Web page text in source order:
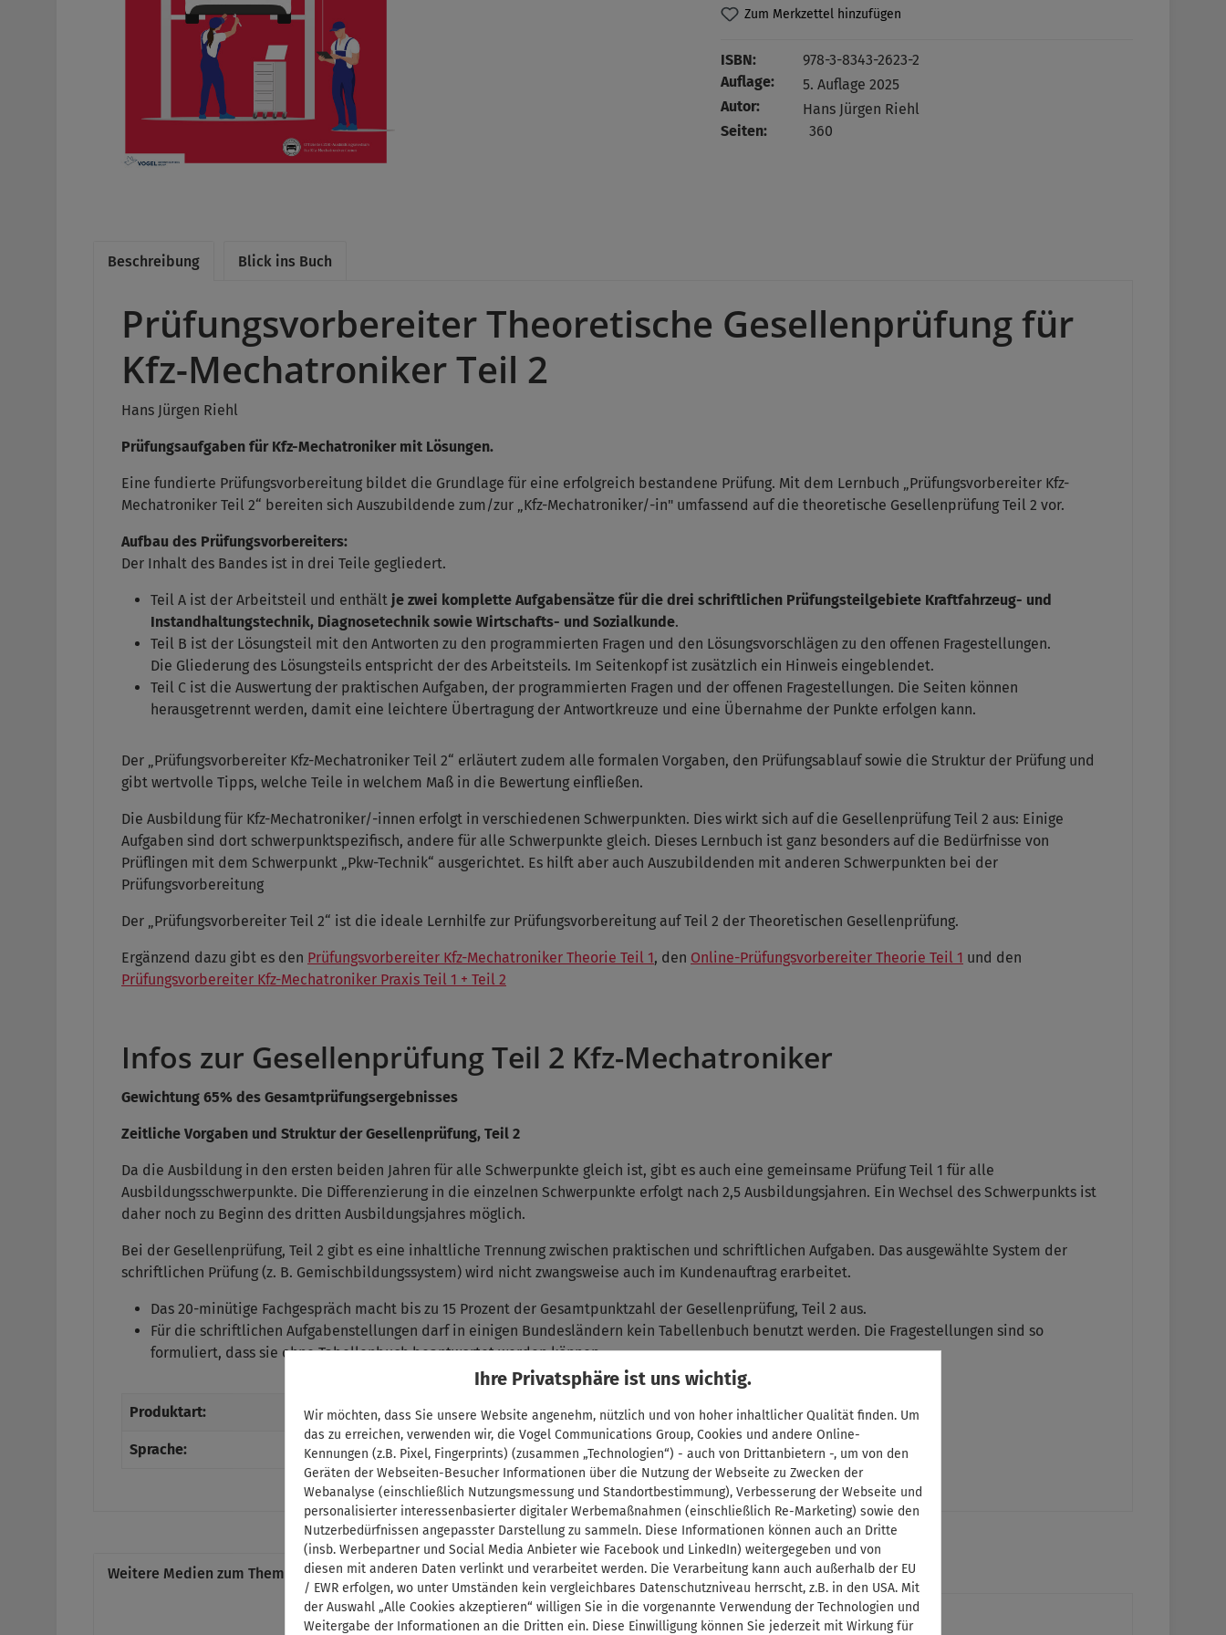
Zum Merkzettel hinzufügen
ISBN:
Auflage:
5. Auflage 2025
Autor:
Hans Jürgen Riehl
Seiten:
360
978-3-8343-2623-2
Beschreibung Blick ins Buch
Prüfungsvorbereiter Theoretische Gesellenprüfung für
Kfz-Mechatroniker Teil 2
Hans Jürgen Riehl
Prüfungsaufgaben für Kfz-Mechatroniker mit Lösungen.
Eine fundierte Prüfungsvorbereitung bildet die Grundlage für eine erfolgreich bestandene Prüfung. Mit dem Lernbuch „Prüfungsvorbereiter Kfz-
Mechatroniker Teil 2“ bereiten sich Auszubildende zum/zur „Kfz-Mechatroniker/-in" umfassend auf die theoretische Gesellenprüfung Teil 2 vor.
Aufbau des Prüfungsvorbereiters:
Der Inhalt des Bandes ist in drei Teile gegliedert.
Teil A ist der Arbeitsteil und enthält je zwei komplette Aufgabensätze für die drei schriftlichen Prüfungsteilgebiete Kraftfahrzeug- und
Instandhaltungstechnik, Diagnosetechnik sowie Wirtschafts- und Sozialkunde.
Teil B ist der Lösungsteil mit den Antworten zu den programmierten Fragen und den Lö­sungsvorschlägen zu den offenen Fragestellungen.
Die Gliederung des Lösungsteils entspricht der des Arbeitsteils. Im Seitenkopf ist zusätzlich ein Hinweis eingeblendet.
Teil C ist die Auswertung der praktischen Aufgaben, der programmierten Fragen und der offenen Fragestellungen. Die Seiten können
herausgetrennt werden, damit eine leichtere Übertragung der Antwort­kreuze und eine Übernahme der Punkte erfolgen kann.
Der „Prüfungsvorbereiter Kfz-Mechatroniker Teil 2“ erläutert zudem alle formalen Vorgaben, den Prüfungsablauf sowie die Struktur der Prüfung und
gibt wertvolle Tipps, welche Teile in welchem Maß in die Bewertung einfließen.
Die Ausbildung für Kfz-Mechatroniker/-innen erfolgt in verschiedenen Schwerpunkten. Dies wirkt sich auf die Gesellenprüfung Teil 2 aus: Einige
Aufgaben sind dort schwerpunktspezifisch, andere für alle Schwerpunkte gleich. Dieses Lernbuch ist ganz besonders auf die Bedürfnisse von
Prüflingen mit dem Schwerpunkt „Pkw-Technik“ ausgerichtet. Es hilft aber auch Auszubildenden mit anderen Schwerpunkten bei der
Prüfungsvorbereitung
Der „Prüfungsvorbereiter Teil 2“ ist die ideale Lernhilfe zur Prüfungsvorbereitung auf Teil 2 der Theoretischen Gesellenprüfung.
Ergänzend dazu gibt es den Prüfungsvorbereiter Kfz-Mechatroniker Theorie Teil 1, den Online-Prüfungsvorbereiter Theorie Teil 1 und den
Prüfungsvorbereiter Kfz-Mechatroniker Praxis Teil 1 + Teil 2
Infos zur Gesellenprüfung Teil 2 Kfz-Mechatroniker
Gewichtung 65% des Gesamtprüfungsergebnisses
Zeitliche Vorgaben und Struktur der Gesellenprüfung, Teil 2
Da die Ausbildung in den ersten beiden Jahren für alle Schwerpunkte gleich ist, gibt es auch eine gemeinsame Prüfung Teil 1 für alle
Ausbildungsschwerpunkte. Die Differenzierung in die einzelnen Schwerpunkte erfolgt nach 2,5 Ausbildungsjahren. Ein Wechsel des Schwerpunkts ist
daher noch zu Beginn des dritten Ausbildungsjahres möglich.
Bei der Gesellenprüfung, Teil 2 gibt es eine inhaltliche Trennung zwischen praktischen und schriftlichen Aufgaben. Das ausgewählte System der
schriftlichen Prüfung (z. B. Gemischbildungssystem) wird nicht zwangsweise auch im Kundenauftrag erarbeitet.
Das 20-minütige Fachgespräch macht bis zu 15 Prozent der Gesamtpunktzahl der Ge­sellenprüfung, Teil 2 aus.
Für die schriftlichen Aufgabenstellungen darf in einigen Bundesländern kein Tabellenbuch benutzt werden. Die Fragestellungen sind so
formuliert, dass sie ohne Tabellenbuch beantwortet werden können.
Produktart: Buch
Sprache: Deutsch
Weitere Medien zum Thema
Produktgalerie überspringen
Ihre Privatsphäre ist uns wichtig.
Wir möchten, dass Sie unsere Website angenehm, nützlich und von hoher inhaltlicher Qualität finden. Um
das zu erreichen, verwenden wir, die Vogel Communications Group, Cookies und andere Online-
Kennungen (z.B. Pixel, Fingerprints) (zusammen „Technologien“) - auch von Drittanbietern -, um von den
Geräten der Webseiten-Besucher Informationen über die Nutzung der Webseite zu Zwecken der
Webanalyse (einschließlich Nutzungsmessung und Standortbestimmung), Verbesserung der Webseite und
personalisierter interessenbasierter digitaler Werbemaßnahmen (einschließlich Re-Marketing) sowie den
Nutzerbedürfnissen angepasster Darstellung zu sammeln. Diese Informationen können auch an Dritte
(insb. Werbepartner und Social Media Anbieter wie Facebook und LinkedIn) weitergegeben und von
diesen mit anderen Daten verlinkt und verarbeitet werden. Die Verarbeitung kann auch außerhalb der EU
/ EWR erfolgen, wo unter Umständen kein vergleichbares Datenschutzniveau herrscht, z.B. in den USA. Mit
der Auswahl „Alle Cookies akzeptieren“ willigen Sie in die vorgenannte Verwendung der Technologien und
Weitergabe der Informationen an die Dritten ein. Diese Einwilligung können Sie jederzeit mit Wirkung für